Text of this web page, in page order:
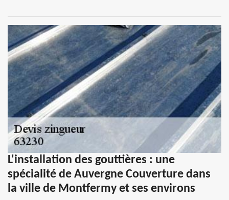
L'installation des gouttières : une
spécialité de Auvergne Couverture dans
la ville de Montfermy et ses environs